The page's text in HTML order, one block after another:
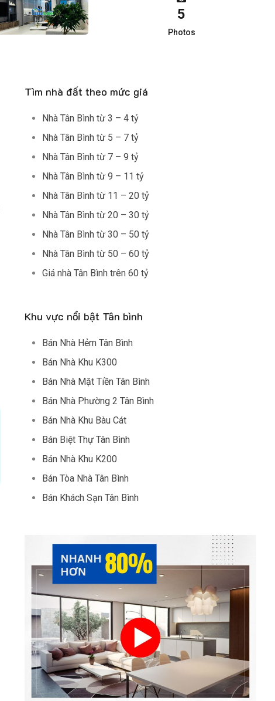
5
Photos
Tìm nhà đất theo mức giá
Nhà Tân Bình từ 3 – 4 tỷ
Nhà Tân Bình từ 5 – 7 tỷ
Nhà Tân Bình từ 7 – 9 tỷ
Nhà Tân Bình từ 9 – 11 tỷ
Nhà Tân Bình từ 11 – 20 tỷ
Nhà Tân Bình từ 20 – 30 tỷ
Nhà Tân Bình từ 30 – 50 tỷ
Nhà Tân Bình từ 50 – 60 tỷ
Giá nhà Tân Bình trên 60 tỷ
Khu vực nổi bật Tân bình
Bán Nhà Hẻm Tân Bình
Bán Nhà Khu K300
Bán Nhà Mặt Tiền Tân Bình
Bán Nhà Phường 2 Tân Bình
Bán Nhà Khu Bàu Cát
Bán Biệt Thự Tân Bình
Bán Nhà Khu K200
Bán Tòa Nhà Tân Bình
Bán Khách Sạn Tân Bình